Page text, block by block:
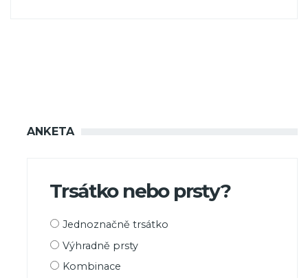
ANKETA
Trsátko nebo prsty?
Možnosti
Jednoznačně trsátko
Výhradně prsty
Kombinace